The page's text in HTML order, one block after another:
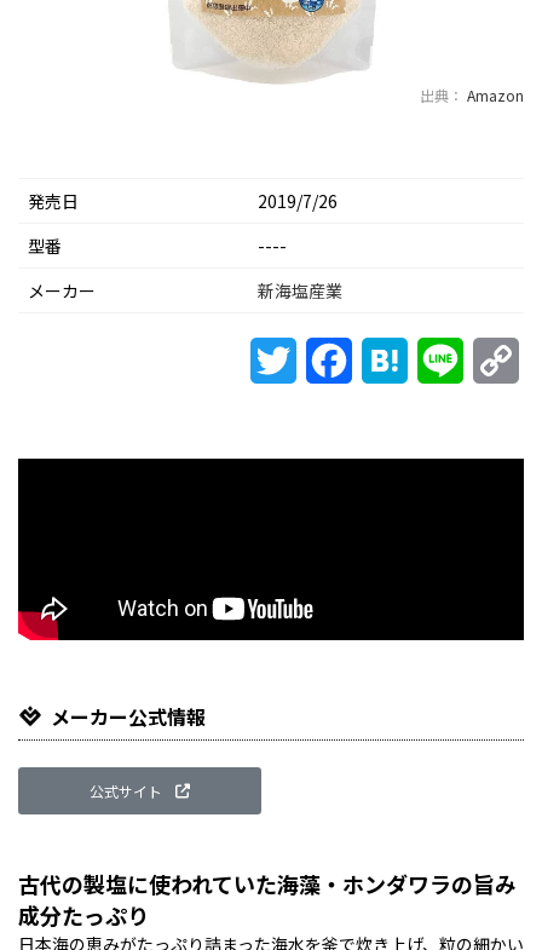
出典： Amazon
発売日
2019/7/26
型番
----
メーカー
新海塩産業
Twitter FacebookHatena Line
メーカー公式情報
公式サイト
古代の製塩に使われていた海藻・ホンダワラの旨み
成分たっぷり
日本海の恵みがたっぷり詰まった海水を釜で炊き上げ、粒の細かい